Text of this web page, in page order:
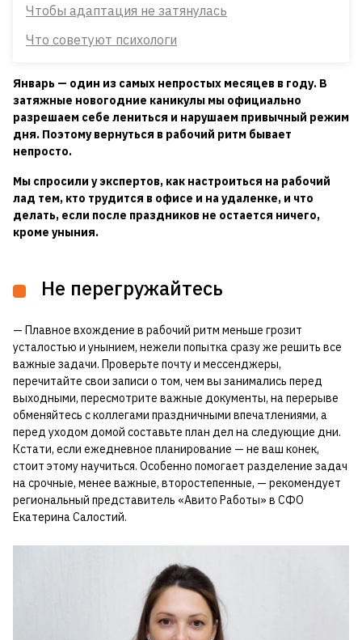
Чтобы адаптация не затянулась
Что советуют психологи
Январь — один из самых непростых месяцев в году. В
затяжные новогодние каникулы мы официально
разрешаем себе лениться и нарушаем привычный режим
дня. Поэтому вернуться в рабочий ритм бывает
непросто.
Мы спросили у экспертов, как настроиться на рабочий
лад тем, кто трудится в офисе и на удаленке, и что
делать, если после праздников не остается ничего,
кроме уныния.
Не перегружайтесь
— Плавное вхождение в рабочий ритм меньше грозит
усталостью и унынием, нежели попытка сразу же решить все
важные задачи. Проверьте почту и мессенджеры,
перечитайте свои записи о том, чем вы занимались перед
выходными, пересмотрите важные документы, на перерыве
обменяйтесь с коллегами праздничными впечатлениями, а
перед уходом домой составьте план дел на следующие дни.
Кстати, если ежедневное планирование — не ваш конек,
стоит этому научиться. Особенно помогает разделение задач
на срочные, менее важные, второстепенные, — рекомендует
региональный представитель «Авито Работы» в СФО
Екатерина Салостий.